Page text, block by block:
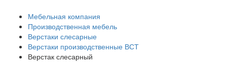
Мебельная компания
Производственная мебель
Верстаки слесарные
Верстаки производственные ВСТ
Верстак слесарный